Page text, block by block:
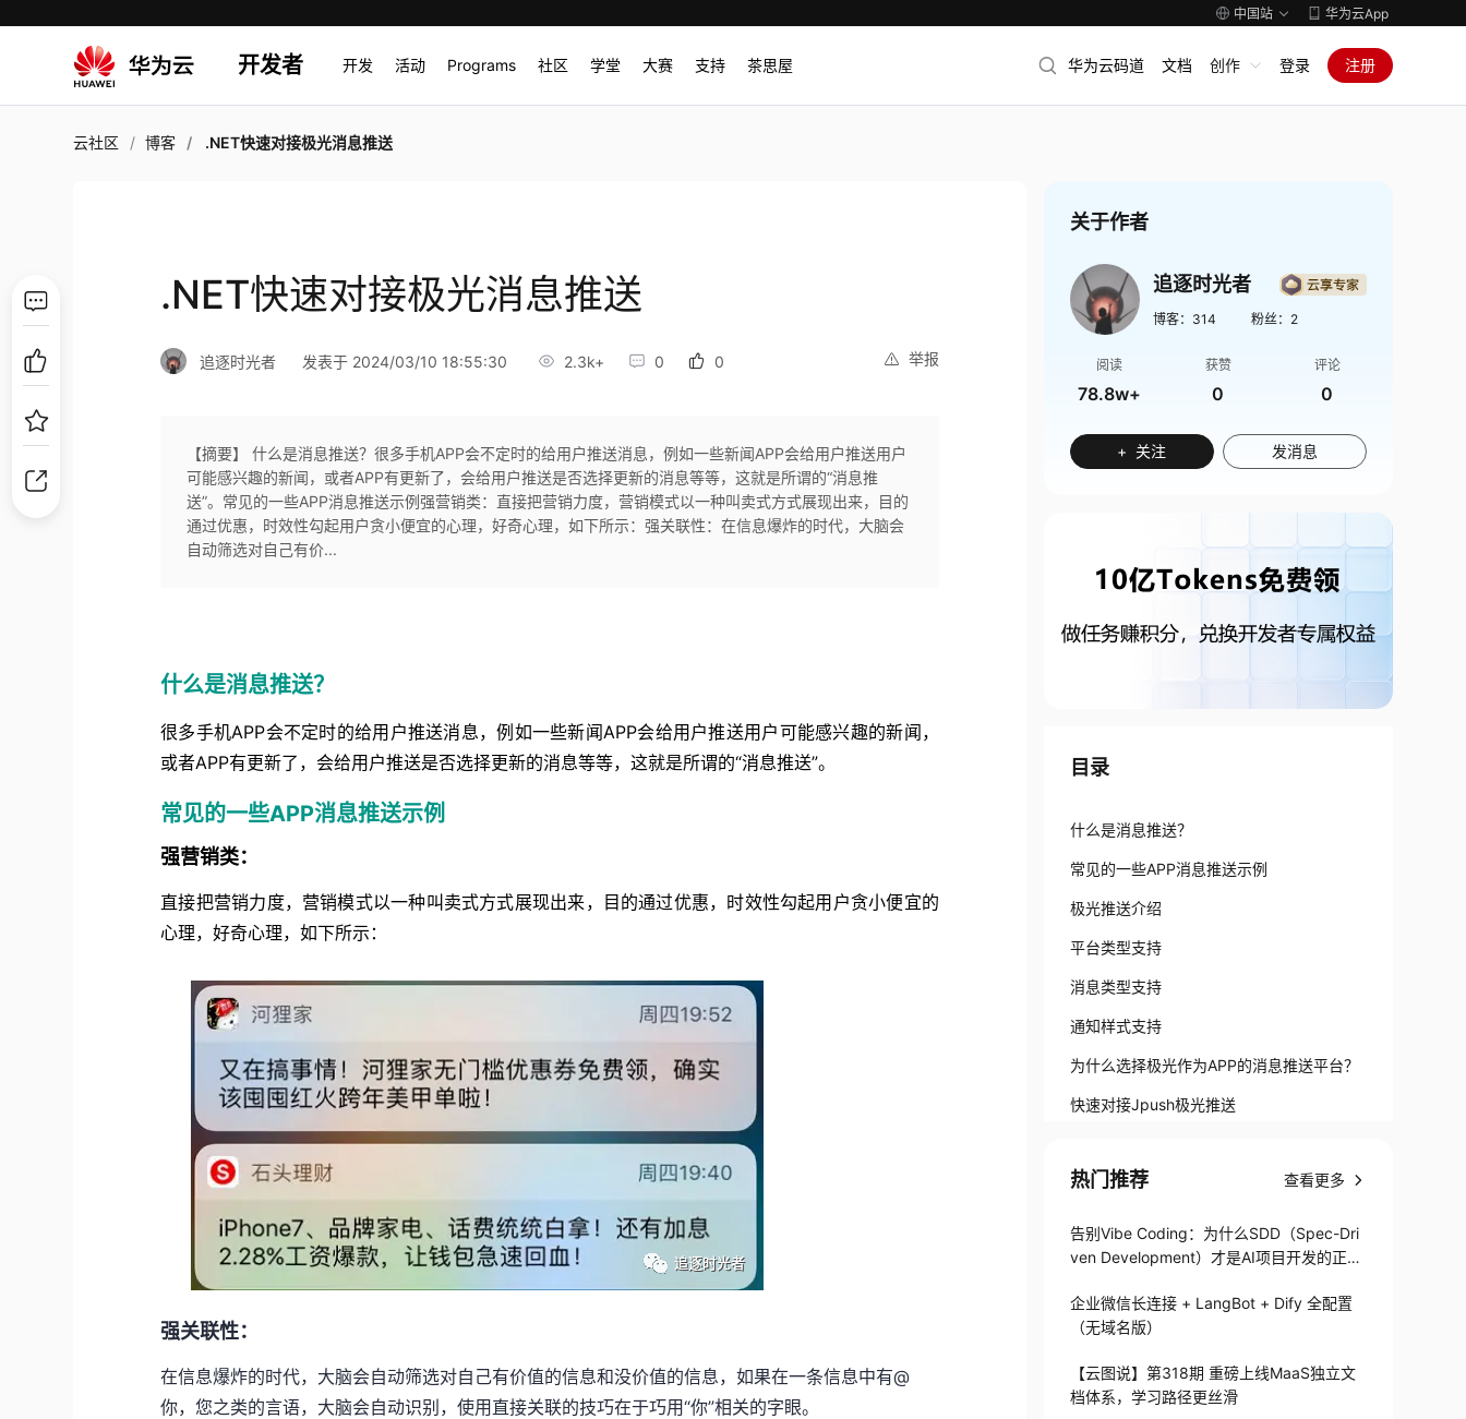
中国站 华为云App
开发者 开发 活动 Programs 社区 学堂 大赛 支持 茶思屋 华为云码道 文档 创作 登录 注册
云社区 博客 .NET快速对接极光消息推送
.NET快速对接极光消息推送
举报
追逐时光者 发表于 2024/03/10 18:55:30 2.3k+ 0 0
【摘要】 什么是消息推送？很多手机APP会不定时的给用户推送消息，例如一些新闻APP会给用户推送用户
可能感兴趣的新闻，或者APP有更新了，会给用户推送是否选择更新的消息等等，这就是所谓的“消息推
送”。常见的一些APP消息推送示例强营销类：直接把营销力度，营销模式以一种叫卖式方式展现出来，目的
通过优惠，时效性勾起用户贪小便宜的心理，好奇心理，如下所示：强关联性：在信息爆炸的时代，大脑会
自动筛选对自己有价...
什么是消息推送？
很多手机APP会不定时的给用户推送消息，例如一些新闻APP会给用户推送用户可能感兴趣的新闻，
或者APP有更新了，会给用户推送是否选择更新的消息等等，这就是所谓的“消息推送”。
常见的一些APP消息推送示例
强营销类：
直接把营销力度，营销模式以一种叫卖式方式展现出来，目的通过优惠，时效性勾起用户贪小便宜的
心理，好奇心理，如下所示：
强关联性：
在信息爆炸的时代，大脑会自动筛选对自己有价值的信息和没价值的信息，如果在一条信息中有@
你，您之类的言语，大脑会自动识别，使用直接关联的技巧在于巧用“你”相关的字眼。
关于作者
追逐时光者
博客： 314 粉丝： 2
阅读
78.8w+
获赞
0
评论
0
+ 关注 发消息
目录
什么是消息推送？
常见的一些APP消息推送示例
极光推送介绍
平台类型支持
消息类型支持
通知样式支持
为什么选择极光作为APP的消息推送平台？
快速对接Jpush极光推送
参考文章
热门推荐 查看更多
告别Vibe Coding：为什么SDD（Spec-Dri
ven Development）才是AI项目开发的正确
企业微信长连接 + LangBot + Dify 全配置
（无域名版）
【云图说】第318期 重磅上线MaaS独立文
档体系，学习路径更丝滑